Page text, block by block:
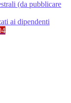
(da pubblicare
ai dipendenti